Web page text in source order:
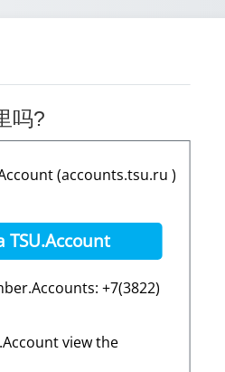
吗?
(accounts.tsu.ru )
TSU.Account
+7(3822)
view the